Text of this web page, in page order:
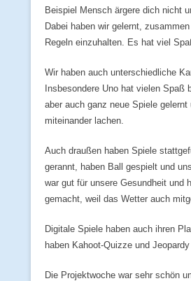
Beispiel Mensch ärgere dich nicht
Dabei haben wir gelernt,
Regeln einzuhalten. Es hat viel
Wir haben auch unterschiedliche
Insbesondere Uno hat vielen Spaß
aber auch ganz neue Spiele gelernt
miteinander lachen.
Auch draußen haben Spiele
gerannt, haben Ball gespielt und
war gut für unsere Gesundheit und
gemacht, weil das Wetter auch
Digitale Spiele haben auch ihren
haben Kahoot-Quizze und Jeopardy
Die Projektwoche war sehr schön